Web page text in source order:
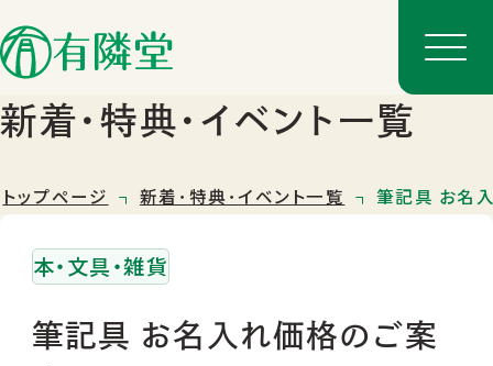
新着･特典･イベント一覧
トップページ 新着･特典･イベント一覧 筆記具 お名
本・文具・雑貨
筆記具 お名入れ価格のご案